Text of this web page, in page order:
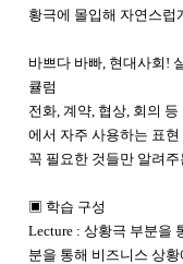
황극에 몰입해 자연스럽
바쁘다 바빠, 현대사회!
큘럼
전화, 계약, 협상, 회의
에서 자주 사용하는 표
꼭 필요한 것들만 알려
▣ 학습 구성
Lecture : 상황극 부분을
분을 통해 비즈니스 상